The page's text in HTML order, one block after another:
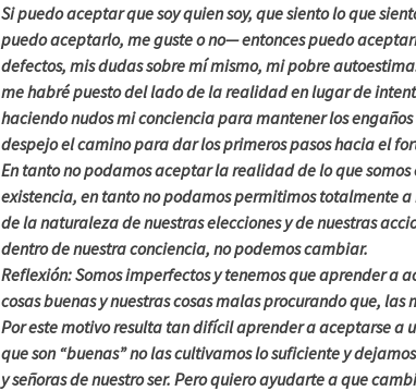
Si puedo aceptar que soy quien soy, que siento lo que
puedo aceptarlo, me guste o no— entonces puedo
defectos, mis dudas sobre mí mismo, mi pobre
me habré puesto del lado de la realidad en lugar de
haciendo nudos mi conciencia para mantener los
despejo el camino para dar los primeros pasos hacia el
En tanto no podamos aceptar la realidad de lo que
existencia, en tanto no podamos permitimos totalmente a
de la naturaleza de nuestras elecciones y de nuestras
dentro de nuestra conciencia, no podemos cambiar.
Reflexión: Somos imperfectos y tenemos que aprender a
cosas buenas y nuestras cosas malas procurando que,
Por este motivo resulta tan difícil aprender a aceptarse a
que son “buenas” no las cultivamos lo suficiente y
y señoras de nuestro ser. Pero quiero ayudarte a que